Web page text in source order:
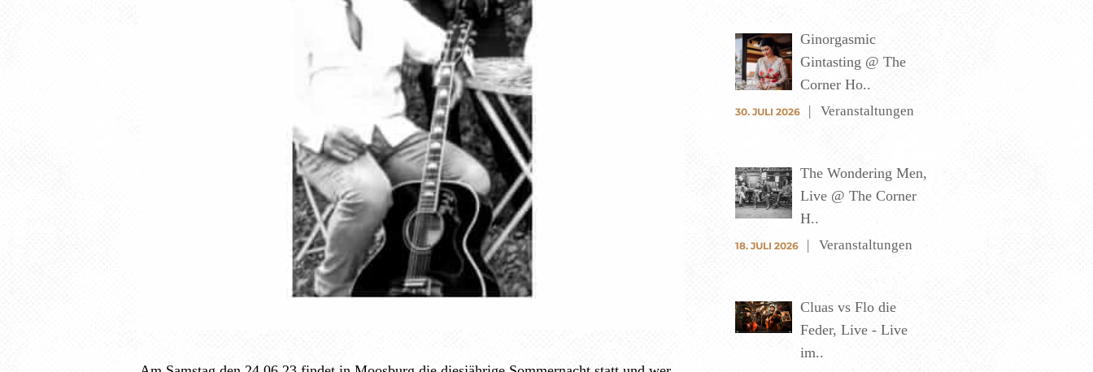
Ginorgasmic
Gintasting @ The
Corner Ho..
30. JULI 2026 Veranstaltungen
The Wondering Men,
Live @ The Corner
H..
18. JULI 2026 Veranstaltungen
Cluas vs Flo die
Feder, Live - Live
im..